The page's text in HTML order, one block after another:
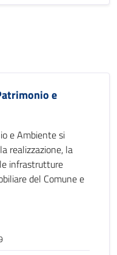
e
e Ambiente si
realizzazione, la
infrastrutture
del Comune e